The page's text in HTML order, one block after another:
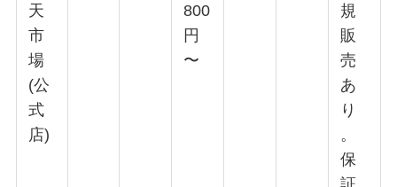
天
市
場
(公
式
店)
800
円
〜
規
販
売
あ
り
。
保